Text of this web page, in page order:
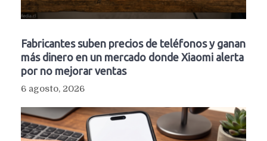
Fabricantes suben precios de teléfonos y ganan
más dinero en un mercado donde Xiaomi alerta
por no mejorar ventas
6 agosto, 2026